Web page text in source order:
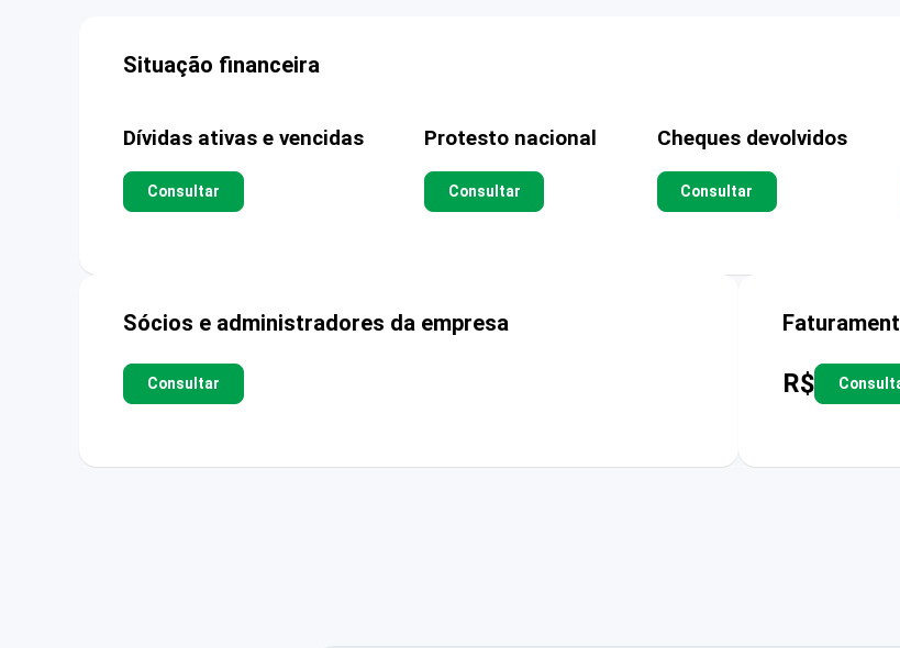
Situação financeira
Dívidas ativas e vencidas
Consultar
Protesto nacional
Consultar
Cheques devolvidos
Consultar
Sócios e administradores da empresa
Consultar R$